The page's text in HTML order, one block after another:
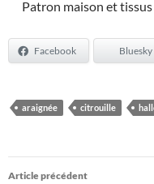
Patron maison et
Facebook Bluesky
araignée citrouille
Navigation
Article précédent